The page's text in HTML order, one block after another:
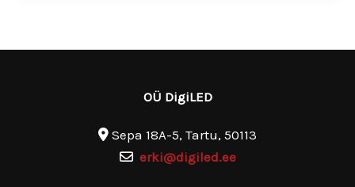
OÜ DigiLED
Sepa 18A-5, Tartu, 50113
erki@digiled.ee